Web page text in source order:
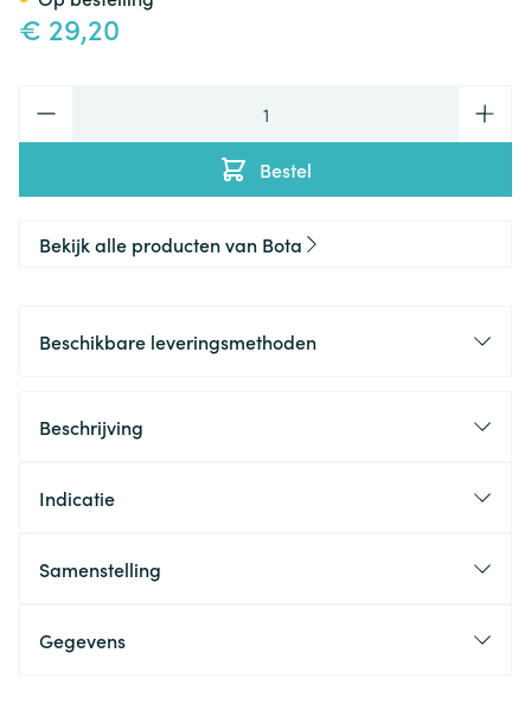
€ 29,20
Bestel
Bekijk alle producten van Bota
Beschikbare leveringsmethoden
Beschrijving
Indicatie
Samenstelling
Gegevens